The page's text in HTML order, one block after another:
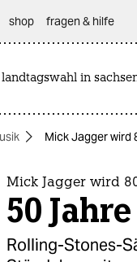
shop fragen & hilfe
landtagswahl in
Mick Jagger wird
Mick Jagger wird
50
Rolling-Stones-